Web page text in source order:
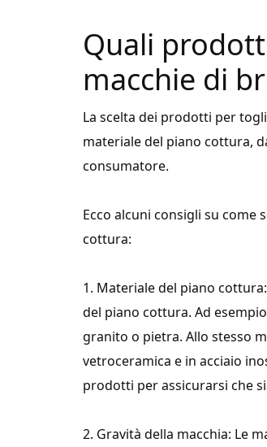
Quali
macchie di
La scelta dei prodotti per
materiale del piano cottura,
consumatore.
Ecco alcuni consigli su
cottura:
1. Materiale del piano
del piano cottura. Ad
granito o pietra. Allo stesso
vetroceramica e in acciaio
prodotti per assicurarsi che
2. Gravità della macchia: Le